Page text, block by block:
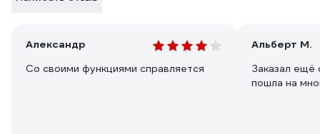
Александр
Со своими функциями справляется
Альберт М.
Заказал ещё
пошла на